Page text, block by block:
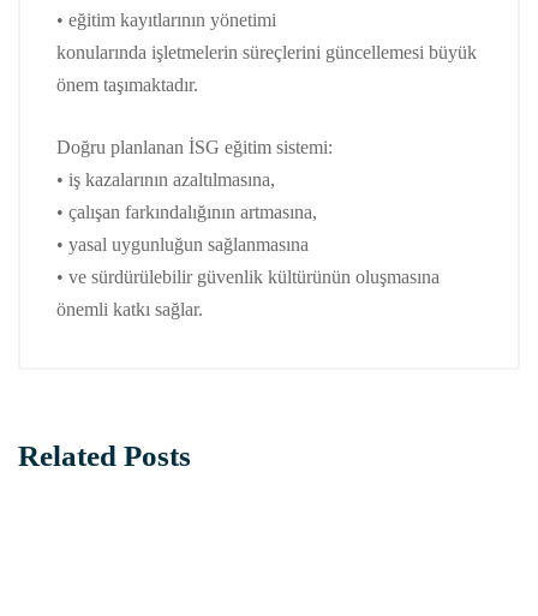
• eğitim kayıtlarının yönetimi
konularında işletmelerin süreçlerini güncellemesi büyük
önem taşımaktadır.
Doğru planlanan İSG eğitim sistemi:
• iş kazalarının azaltılmasına,
• çalışan farkındalığının artmasına,
• yasal uygunluğun sağlanmasına
• ve sürdürülebilir güvenlik kültürünün oluşmasına
önemli katkı sağlar.
Related Posts